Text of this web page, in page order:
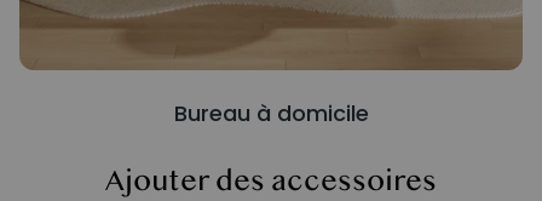
Bureau à domicile
Ajouter des accessoires